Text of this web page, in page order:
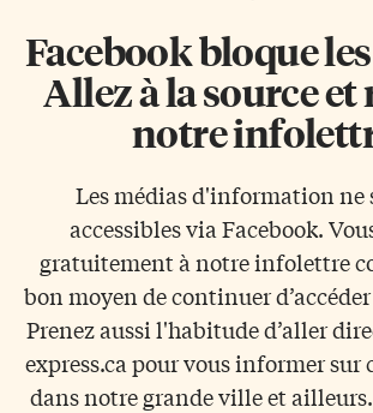
Facebook bloque
Allez à la source et
notre
Les médias d'information ne
accessibles via Facebook.
gratuitement à notre infolettre
bon moyen de continuer
Prenez aussi l'habitude d’aller
express.ca pour vous informer sur
dans notre grande ville et